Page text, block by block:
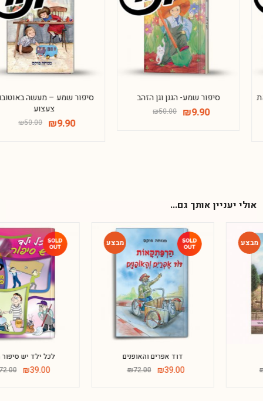
-80%
סיפור שמע – מעשה באוטובוס
צעצוע
₪50.00 ₪9.90
-80%
סיפור שמע- הגנן וגן הזהב
₪50.00 ₪9.90
אולי יעניין אותך גם...
-46%
לכל ילד יש סיפור חלק ד
₪72.00
-46%
דוד אפרים והאופנים
₪72.00